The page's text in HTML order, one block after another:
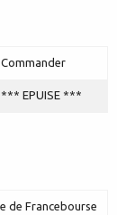
Commander
*** EPUISE ***
de Francebourse